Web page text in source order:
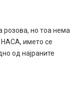
розова, но тоа нема
НАСА, името се
од најраните